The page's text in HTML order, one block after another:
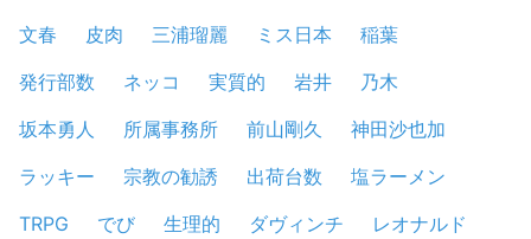
文春
皮肉 三浦瑠麗 ミス日本
稲葉
発行部数
ネッコ 実質的 岩井
乃木
坂本勇人
所属事務所 前山剛久
神田沙也加
ラッキー
宗教の勧誘 出荷台数
塩ラーメン
TRPG
でび 生理的 ダヴィンチ
レオナルド